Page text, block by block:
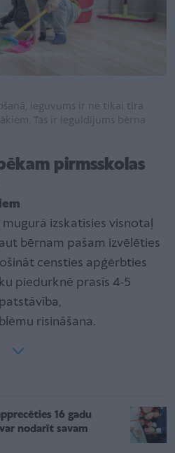
ieguvums ir ne tikai tīra
Tas ir ieguldījums bērna
pirmsskolas
izskatīsies visnotaļ
bērnam pašam izvēlēties
censties apģērbties
piedurknē prasīs 4-5
risināšana.
16 gadu
nodarīt savam